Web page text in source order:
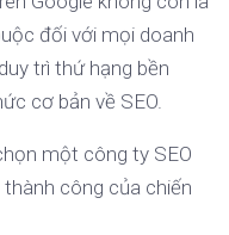
đối với mọi doanh
trì thứ hạng bền
cơ bản về SEO.
một công ty SEO
công của chiến